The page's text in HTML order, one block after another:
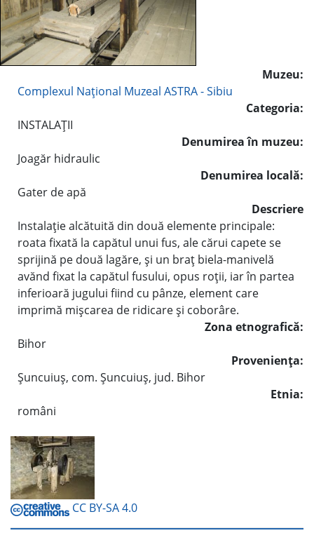
Muzeu:
Complexul Naţional Muzeal ASTRA - Sibiu
Categoria:
INSTALAŢII
Denumirea în muzeu:
Joagăr hidraulic
Denumirea locală:
Gater de apă
Descriere
Instalaţie alcătuită din două elemente principale:
roata fixată la capătul unui fus, ale cărui capete se
sprijină pe două lagăre, şi un braţ biela-manivelă
avănd fixat la capătul fusului, opus roţii, iar în partea
inferioară jugului fiind cu pânze, element care
imprimă mişcarea de ridicare şi coborâre.
Zona etnografică:
Bihor
Provenienţa:
Şuncuiuş, com. Şuncuiuş, jud. Bihor
Etnia:
români
CC BY-SA 4.0